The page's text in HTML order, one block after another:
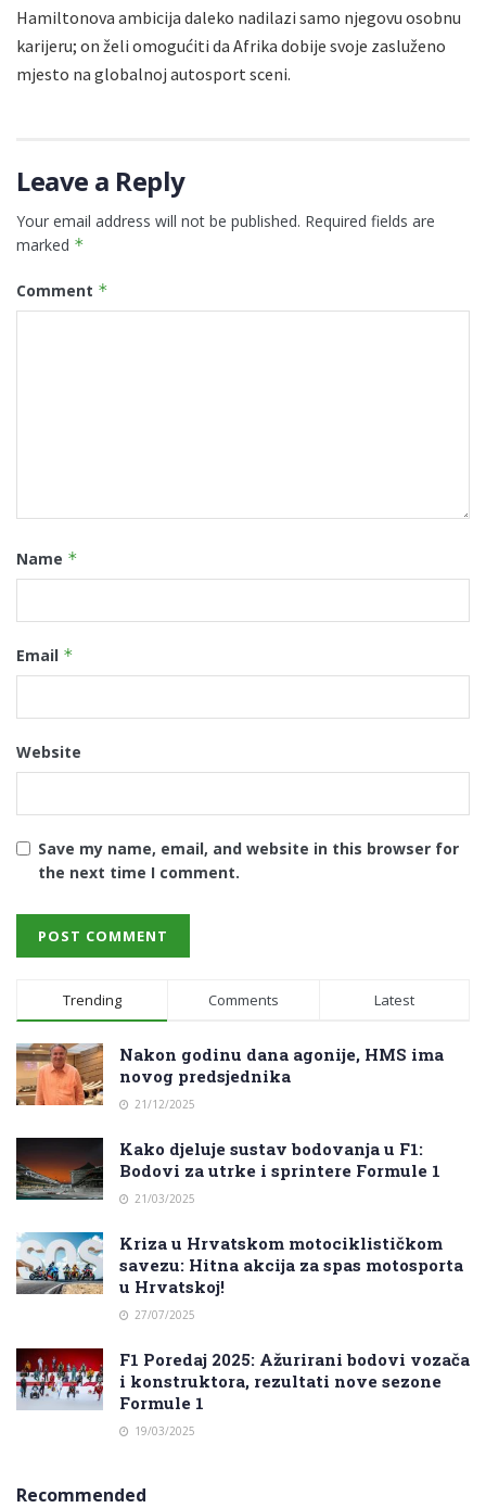
Hamiltonova ambicija daleko nadilazi samo njegovu osobnu
karijeru; on želi omogućiti da Afrika dobije svoje zasluženo
mjesto na globalnoj autosport sceni.
Leave a Reply
Your email address will not be published. Required fields are
marked *
Comment *
Name *
Email *
Website
Save my name, email, and website in this browser for
the next time I comment.
Trending Comments Latest
Nakon godinu dana agonije, HMS ima
novog predsjednika
21/12/2025
Kako djeluje sustav bodovanja u F1:
Bodovi za utrke i sprintere Formule 1
21/03/2025
Kriza u Hrvatskom motociklističkom
savezu: Hitna akcija za spas motosporta
u Hrvatskoj!
27/07/2025
F1 Poredaj 2025: Ažurirani bodovi vozača
i konstruktora, rezultati nove sezone
Formule 1
19/03/2025
Recommended